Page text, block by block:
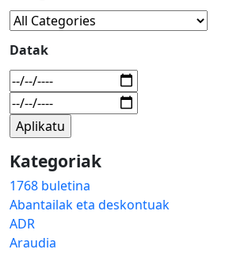
Datak
Kategoriak
1768 buletina
Abantailak eta deskontuak
ADR
Araudia